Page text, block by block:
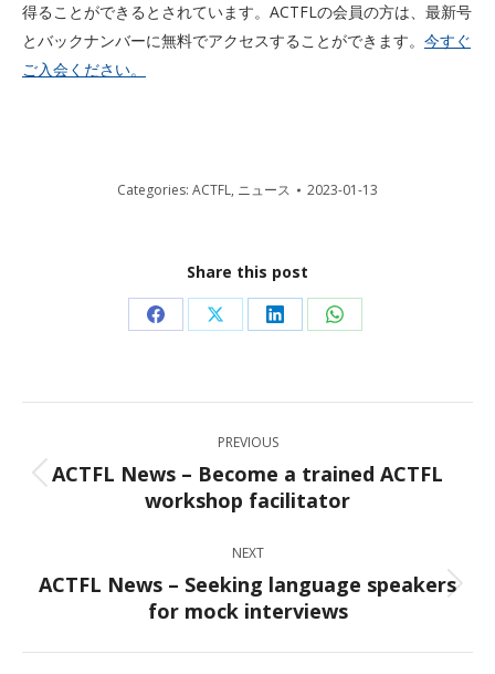
得ることができるとされています。ACTFLの会員の方は、最新号
とバックナンバーに無料でアクセスすることができます。 今すぐ
ご入会ください。
Categories: ACTFL, ニュース 2023-01-13
Share this post
Share
Facebook
Share
X
Share
LinkedIn
Share
WhatsApp
navigation
PREVIOUS
Previous
post:
ACTFL News – Become a trained ACTFL
workshop facilitator
NEXT
Next
post:
ACTFL News – Seeking language speakers
for mock interviews